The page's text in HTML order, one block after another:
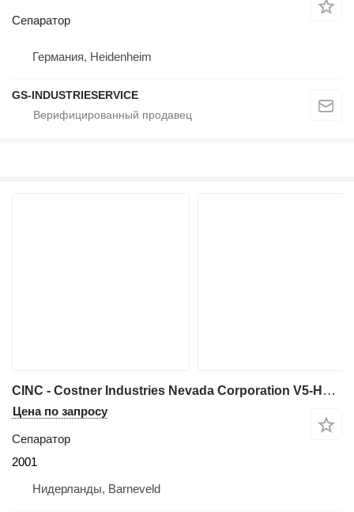
Сепаратор
Германия, Heidenheim
GS-INDUSTRIESERVICE
CINC - Costner Industries Nevada Corporation V5-HPHT - Separator
Цена по запросу
Сепаратор
2001
Нидерланды, Barneveld